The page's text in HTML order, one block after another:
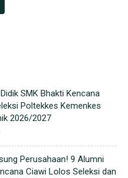
SMK Bhakti Kencana
Poltekkes Kemenkes
2026/2027
Perusahaan! 9 Alumni
Ciawi Lolos Seleksi dan